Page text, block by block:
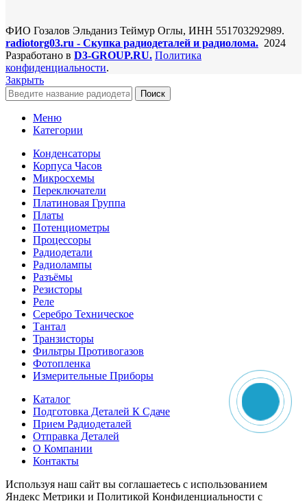
ФИО Гозалов Эльданиз Теймур Оглы, ИНН 551703292989.
radiotorg03.ru - Скупка радиодеталей и радиолома. 2024
Разработано в D3-GROUP.RU. Политика
конфиденциальности.
Закрыть
Поиск
Меню
Категории
Конденсаторы
Корпуса Часов
Микросхемы
Переключатели
Платиновая Группа
Платы
Потенциометры
Процессоры
Радиодетали
Радиолампы
Разъёмы
Резисторы
Реле
Серебро Техническое
Тантал
Транзисторы
Фильтры Противогазов
Фотопленка
Измерительные Приборы
Каталог
Подготовка Деталей К Сдаче
Прием Радиодеталей
Отправка Деталей
О Компании
Контакты
Используя наш сайт вы соглашаетесь с использованием
Яндекс Метрики и Политикой Конфиденциальности с